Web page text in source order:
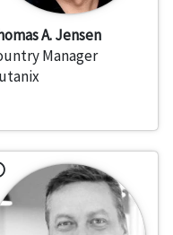
A. Jensen
Manager